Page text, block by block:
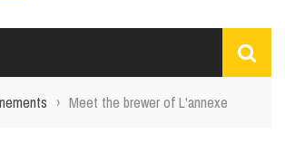
› Meet the brewer of L'annexe